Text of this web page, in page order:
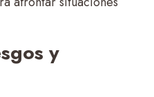
y